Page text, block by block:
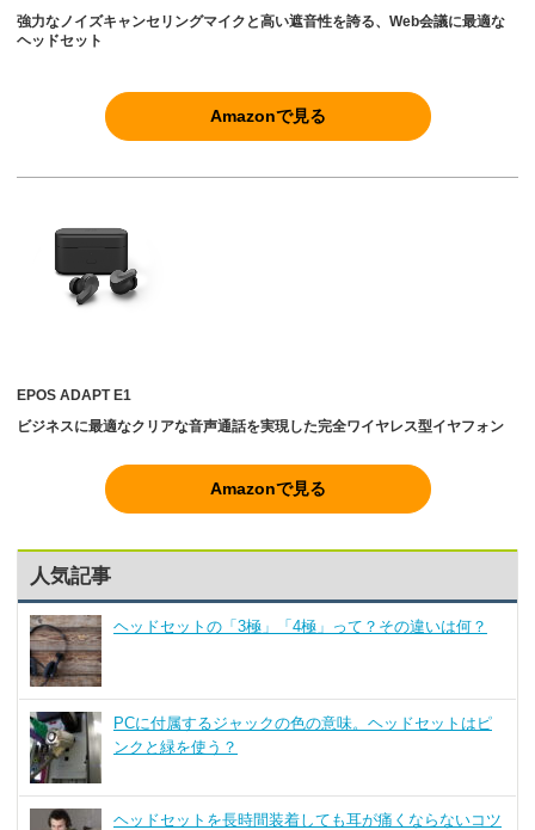
強力なノイズキャンセリングマイクと高い遮音性を誇る、Web会議に最適な
ヘッドセット
Amazonで見る
EPOS ADAPT E1
ビジネスに最適なクリアな音声通話を実現した完全ワイヤレス型イヤフォン
Amazonで見る
人気記事
ヘッドセットの「3極」「4極」って？その違いは何？
PCに付属するジャックの色の意味。ヘッドセットはピ
ンクと緑を使う？
ヘッドセットを長時間装着しても耳が痛くならないコツ